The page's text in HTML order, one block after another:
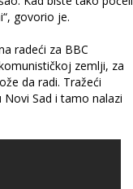
govorio je.
radeći za BBC
zemlji, za
da radi. Tražeći
Sad i tamo nalazi